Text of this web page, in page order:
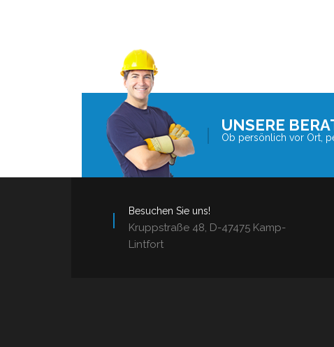
UNSERE
Ob persönlich vor Ort,
Besuchen Sie uns!
Kruppstraße 48, D-47475 Kamp-
Lintfort